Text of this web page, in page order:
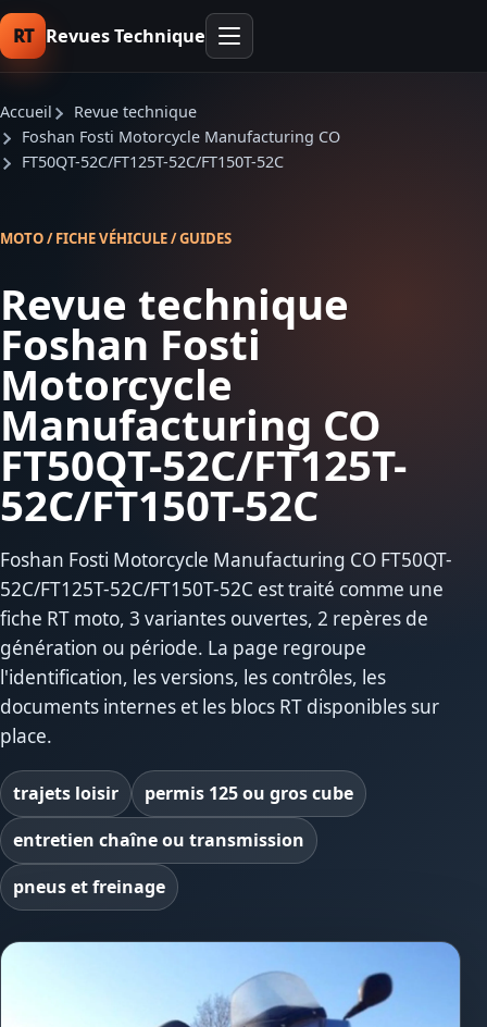
RT Revues Technique
Accueil
Revue technique
Foshan Fosti Motorcycle Manufacturing CO
FT50QT-52C/FT125T-52C/FT150T-52C
MOTO / FICHE VÉHICULE / GUIDES
Revue technique
Foshan Fosti
Motorcycle
Manufacturing CO
FT50QT-52C/FT125T-
52C/FT150T-52C
Foshan Fosti Motorcycle Manufacturing CO FT50QT-
52C/FT125T-52C/FT150T-52C est traité comme une
fiche RT moto, 3 variantes ouvertes, 2 repères de
génération ou période. La page regroupe
l'identification, les versions, les contrôles, les
documents internes et les blocs RT disponibles sur
place.
trajets loisir
permis 125 ou gros cube
entretien chaîne ou transmission
pneus et freinage